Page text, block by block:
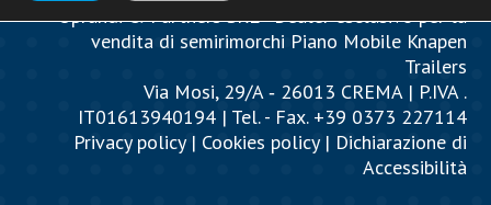
Oprandi & Partners SRL - Dealer esclusivo per la
vendita di semirimorchi Piano Mobile Knapen
Trailers
Via Mosi, 29/A ‐ 26013 CREMA | P.IVA .
IT01613940194 | Tel. - Fax. +39 0373 227114
Privacy policy| Cookies policy| Dichiarazione di
Accessibilità